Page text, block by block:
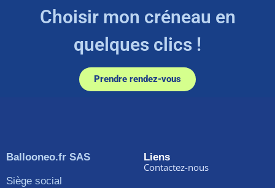
Choisir mon créneau en
quelques clics !
Prendre rendez-vous
Ballooneo.fr SAS
Siège social
Liens
Contactez-nous